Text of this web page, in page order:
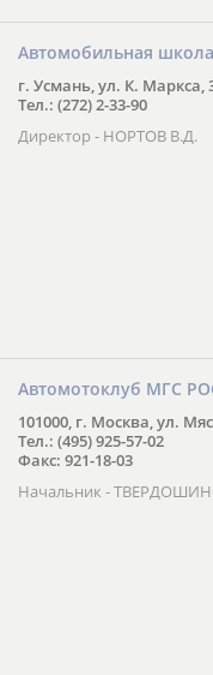
Автомобильная
г. Усмань, ул. К. Маркса,
Тел.: (272) 2-33-90
Директор - НОРТОВ В.Д.
Автомотоклуб МГС
101000, г. Москва, ул.
Тел.: (495) 925-57-02
Факс: 921-18-03
Начальник -